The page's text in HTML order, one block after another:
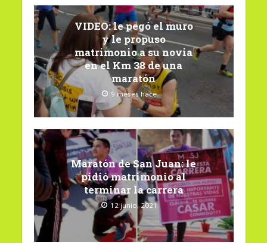
VIDEO: le pegó el muro
y le propuso
matrimonio a su novia
en el Km 38 de una
maratón
9 meses hace
Maratón de San Juan: le
pidió matrimonio al
terminar la carrera
12 junio, 2021